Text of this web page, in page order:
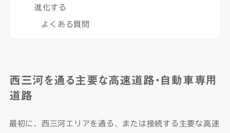
進化する
よくある質問
西三河を通る主要な高速道路・自動車専用
道路
最初に、西三河エリアを通る、または接続する主要な高速